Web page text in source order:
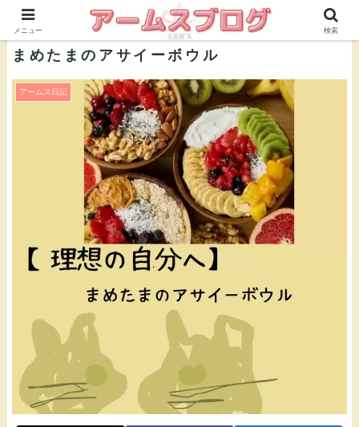
株式会社ＡＲＭ’Ｓ 公式ブログ
まめたまのアサイーボウル
アームス日記
メニュー 検索